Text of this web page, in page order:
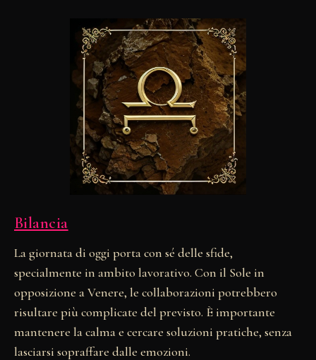
Bilancia
La giornata di oggi porta con sé delle sfide,
specialmente in ambito lavorativo. Con il Sole in
opposizione a Venere, le collaborazioni potrebbero
risultare più complicate del previsto. È importante
mantenere la calma e cercare soluzioni pratiche, senza
lasciarsi sopraffare dalle emozioni.